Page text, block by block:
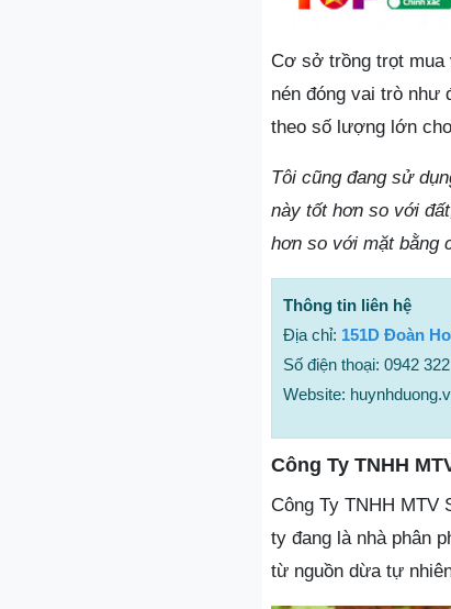
Cơ sở trồng trọt mua
nén đóng vai trò như
theo số lượng lớn
Tôi cũng đang sử
này tốt hơn so với
hơn so với mặt bằng
Thông tin liên hệ
Địa chỉ: 151D Đoàn
Số điện thoại: 0942
Website:
Công Ty TNHH
Công Ty TNHH MTV
ty đang là nhà phân
từ nguồn dừa tự